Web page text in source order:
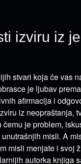
izviru iz
stvari koja će vas
je ljubav
afirmacija i
iz neopraštanja,
čemu je problem,
misli. A
misli menjate i svoj
autorka knjiga